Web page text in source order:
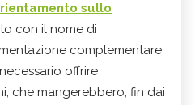
sullo
con il nome di
complementare
offrire
che mangerebbero, fin dai